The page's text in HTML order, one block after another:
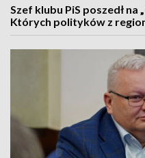
Szef klubu PiS poszedł na
Których polityków z